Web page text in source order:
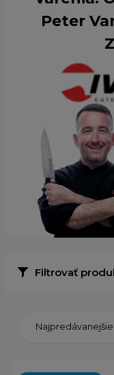
Peter
Filtrovať
Najpredávanejšie